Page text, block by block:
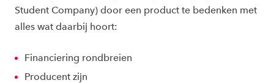
Student Company) door een product te bedenken met
alles wat daarbij hoort:
Financiering rondbreien
Producent zijn